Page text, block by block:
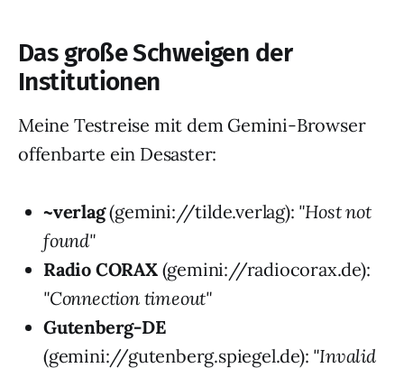
Das große Schweigen der
Institutionen
Meine Testreise mit dem Gemini-Browser
offenbarte ein Desaster:
~verlag(gemini://tilde.verlag): "Host not
found"
Radio CORAX(gemini://radiocorax.de):
"Connection timeout"
Gutenberg-DE
(gemini://gutenberg.spiegel.de): "Invalid